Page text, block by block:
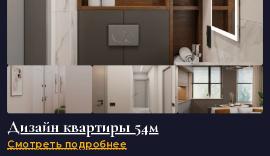
Дизайн квартиры 54м
Смотреть подробнее